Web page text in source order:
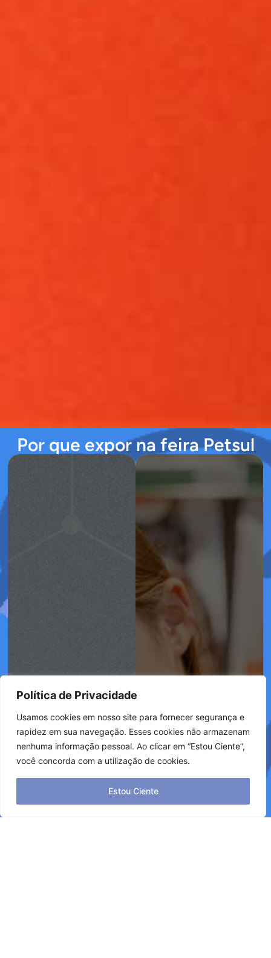
Política de Privacidade
Usamos cookies em nosso site para fornecer segurança e
rapidez em sua navegação. Esses cookies não armazenam
nenhuma informação pessoal. Ao clicar em “Estou Ciente”,
você concorda com a utilização de cookies.
Estou Ciente
Por que expor na feira Petsul